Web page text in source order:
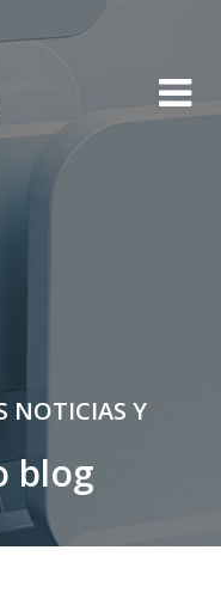
NOTICIAS Y
blog